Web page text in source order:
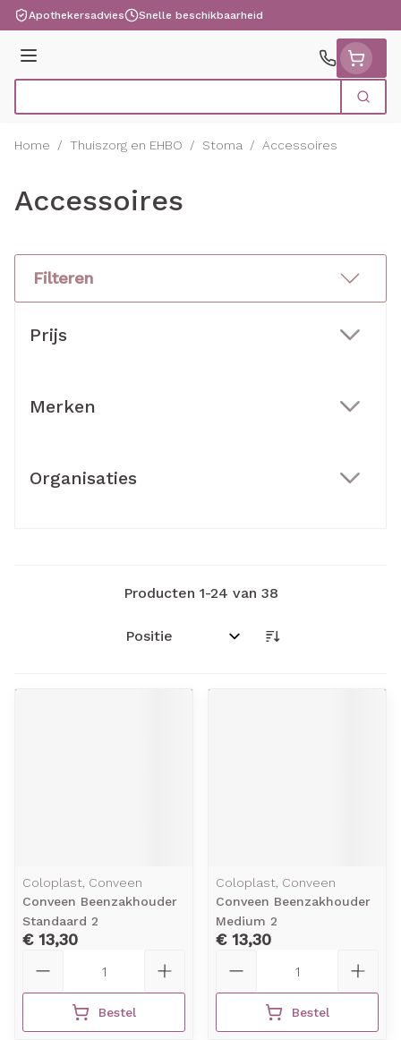
Ga naar de inhoud
Apothekersadvies Snelle beschikbaarheid
Menu
Zoek
Home / Thuiszorg en EHBO / Stoma / Accessoires
Accessoires
Filteren
Prijs
Merken
Organisaties
Producten 1-24 van 38
Sorteer op:
Coloplast, Conveen
Conveen Beenzakhouder
Standaard 2
€ 13,30
Bestel
Coloplast, Conveen
Conveen Beenzakhouder
Medium 2
€ 13,30
Bestel